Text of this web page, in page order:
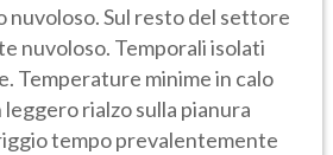
nuvoloso. Sul resto del settore
nuvoloso. Temporali isolati
Temperature minime in calo
leggero rialzo sulla pianura
tempo prevalentemente